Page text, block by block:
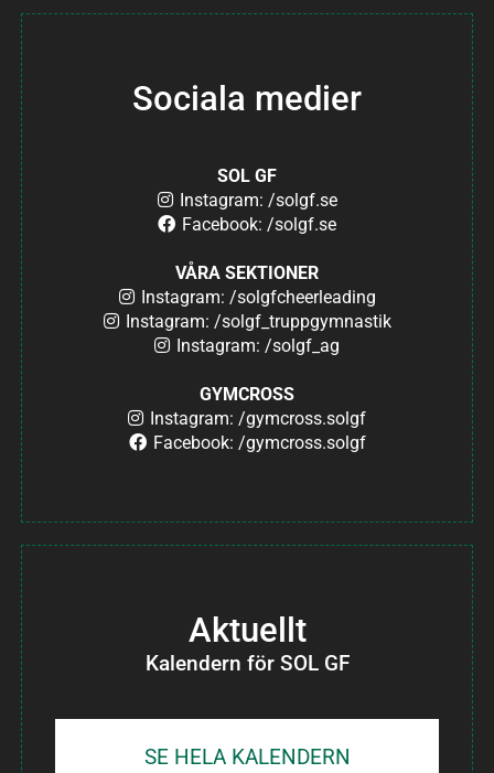
Sociala medier
SOL GF
Instagram: /solgf.se
Facebook: /solgf.se
VÅRA SEKTIONER
Instagram: /solgfcheerleading
Instagram: /solgf_truppgymnastik
Instagram: /solgf_ag
GYMCROSS
Instagram: /gymcross.solgf
Facebook: /gymcross.solgf
Aktuellt
Kalendern för SOL GF
SE HELA KALENDERN